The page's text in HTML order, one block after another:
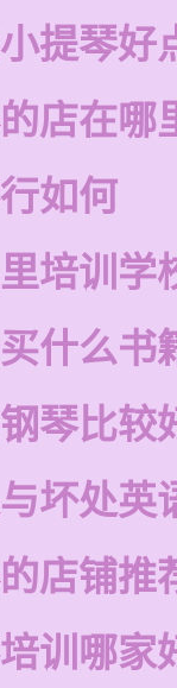
提琴好
店在哪
如何
培训学
什么书
琴比较
坏处英
店铺推
训哪家